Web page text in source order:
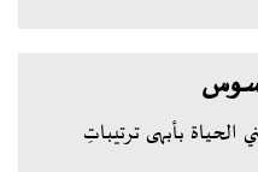
بأبهى ترتيباتِ